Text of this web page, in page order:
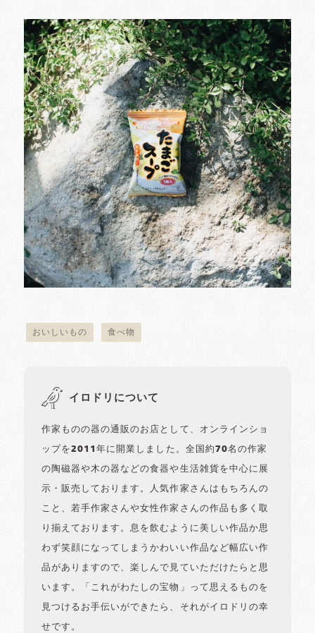
おいしいもの 食べ物
イロドリについて
作家ものの器の通販のお店として、オンラインショ
ップを2011年に開業しました。全国約70名の作家
の陶磁器や木の器などの食器や生活雑貨を中心に展
示・販売しております。人気作家さんはもちろんの
こと、若手作家さんや女性作家さんの作品も多く取
り揃えております。息を飲むように美しい作品か思
わず笑顔になってしまうかわいい作品など幅広い作
品がありますので、楽しんで見ていただけたらと思
います。「これがわたしの宝物」って思えるものを
見つけるお手伝いができたら、それがイロドリの幸
せです。